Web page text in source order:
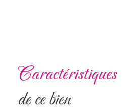
Consommation énergie
Les informations sur les risques
caractéristiques
de ce bien